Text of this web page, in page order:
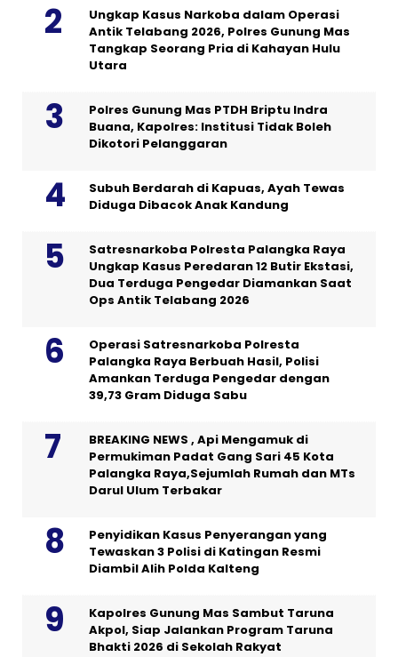
Ungkap Kasus Narkoba dalam Operasi
Antik Telabang 2026, Polres Gunung Mas
Tangkap Seorang Pria di Kahayan Hulu
Utara
Polres Gunung Mas PTDH Briptu Indra
Buana, Kapolres: Institusi Tidak Boleh
Dikotori Pelanggaran
Subuh Berdarah di Kapuas, Ayah Tewas
Diduga Dibacok Anak Kandung
Satresnarkoba Polresta Palangka Raya
Ungkap Kasus Peredaran 12 Butir Ekstasi,
Dua Terduga Pengedar Diamankan Saat
Ops Antik Telabang 2026
Operasi Satresnarkoba Polresta
Palangka Raya Berbuah Hasil, Polisi
Amankan Terduga Pengedar dengan
39,73 Gram Diduga Sabu
BREAKING NEWS , Api Mengamuk di
Permukiman Padat Gang Sari 45 Kota
Palangka Raya,Sejumlah Rumah dan MTs
Darul Ulum Terbakar
Penyidikan Kasus Penyerangan yang
Tewaskan 3 Polisi di Katingan Resmi
Diambil Alih Polda Kalteng
Kapolres Gunung Mas Sambut Taruna
Akpol, Siap Jalankan Program Taruna
Bhakti 2026 di Sekolah Rakyat